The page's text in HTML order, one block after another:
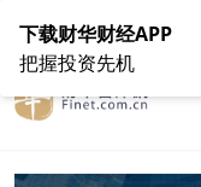
在线客服 关于我们
下载财华财经APP
把握投资先机